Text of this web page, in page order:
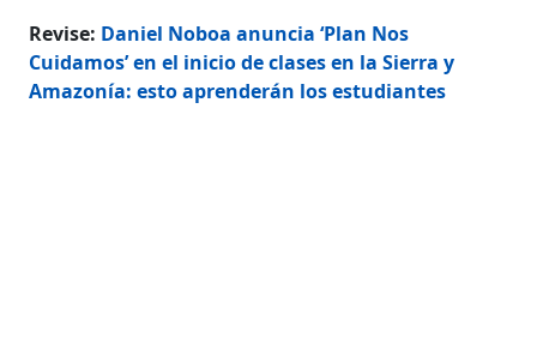
Revise: Daniel Noboa anuncia ‘Plan Nos
Cuidamos’ en el inicio de clases en la Sierra y
Amazonía: esto aprenderán los estudiantes